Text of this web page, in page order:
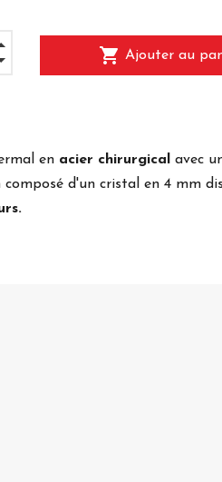
shopping_cart Ajouter au
en acier chirurgical
avec
composé d'un cristal en 4 mm